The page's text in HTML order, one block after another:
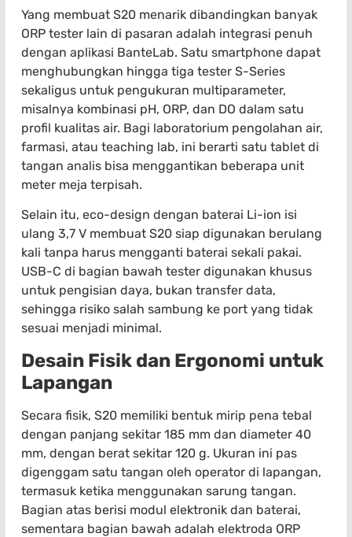
Yang membuat S20 menarik dibandingkan banyak
ORP tester lain di pasaran adalah integrasi penuh
dengan aplikasi BanteLab. Satu smartphone dapat
menghubungkan hingga tiga tester S-Series
sekaligus untuk pengukuran multiparameter,
misalnya kombinasi pH, ORP, dan DO dalam satu
profil kualitas air. Bagi laboratorium pengolahan air,
farmasi, atau teaching lab, ini berarti satu tablet di
tangan analis bisa menggantikan beberapa unit
meter meja terpisah.
Selain itu, eco-design dengan baterai Li-ion isi
ulang 3,7 V membuat S20 siap digunakan berulang
kali tanpa harus mengganti baterai sekali pakai.
USB-C di bagian bawah tester digunakan khusus
untuk pengisian daya, bukan transfer data,
sehingga risiko salah sambung ke port yang tidak
sesuai menjadi minimal.
Desain Fisik dan Ergonomi untuk
Lapangan
Secara fisik, S20 memiliki bentuk mirip pena tebal
dengan panjang sekitar 185 mm dan diameter 40
mm, dengan berat sekitar 120 g. Ukuran ini pas
digenggam satu tangan oleh operator di lapangan,
termasuk ketika menggunakan sarung tangan.
Bagian atas berisi modul elektronik dan baterai,
sementara bagian bawah adalah elektroda ORP